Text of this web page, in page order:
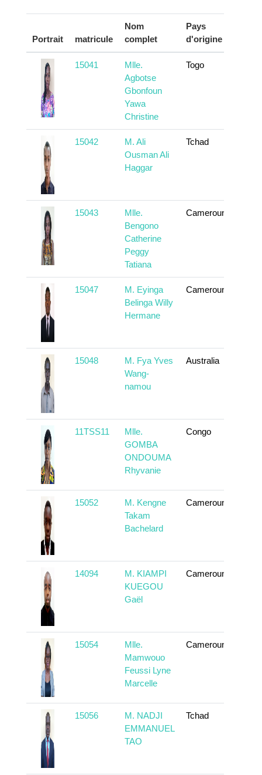
Portrait matricule
Nom
complet
Pays
d'origine
15041
Mlle.
Agbotse
Gbonfoun
Yawa
Christine
Togo
15042
M. Ali
Ousman Ali
Haggar
Tchad
15043
Mlle.
Bengono
Catherine
Peggy
Tatiana
Cameroun
15047
M. Eyinga
Belinga Willy
Hermane
Cameroun
15048
M. Fya Yves
Wang-
namou
Australia
11TSS11
Mlle.
GOMBA
ONDOUMA
Rhyvanie
Congo
15052
M. Kengne
Takam
Bachelard
Cameroun
14094
M. KIAMPI
KUEGOU
Gaël
Cameroun
15054
Mlle.
Mamwouo
Feussi Lyne
Marcelle
Cameroun
15056
M. NADJI
EMMANUEL
TAO
Tchad